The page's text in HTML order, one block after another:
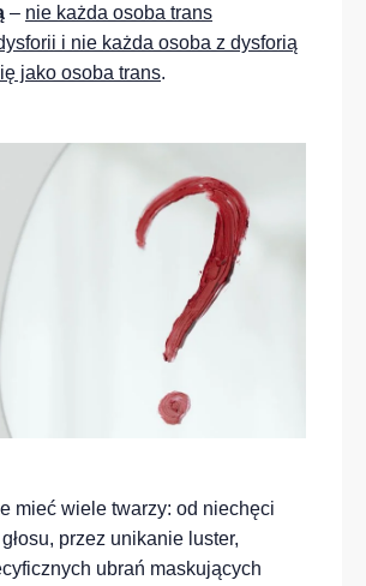
– nie każda osoba trans
i nie każda osoba z dysforią
jako osoba trans.
mieć wiele twarzy: od niechęci
przez unikanie luster,
ubrań maskujących